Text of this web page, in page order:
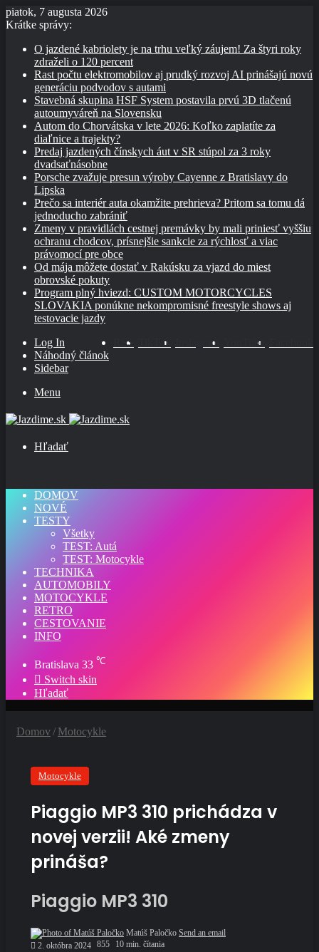
piatok, 7 augusta 2026
Krátke správy:
O jazdené kabriolety je na trhu veľký záujem! Za štyri roky
zdraželi o 120 percent
Rast počtu elektromobilov aj prudký rozvoj AI prinášajú novú
generáciu podvodov s autami
Stavebná skupina HSF System postavila prvú 3D tlačenú
autoumyváreň na Slovensku
Autom do Chorvátska v lete 2026: Koľko zaplatíte za
diaľnice a trajekty?
Predaj jazdených čínskych áut v SR stúpol za 3 roky
dvadsaťnásobne
Porsche zvažuje presun výroby Cayenne z Bratislavy do
Lipska
Prečo sa interiér auta okamžite prehrieva? Pritom sa tomu dá
jednoducho zabrániť
Zmeny v pravidlách cestnej premávky by mali priniesť vyššiu
ochranu chodcov, prísnejšie sankcie za rýchlosť a viac
právomocí pre obce
Od mája môžete dostať v Rakúsku za vjazd do miest
obrovské pokuty
Program plný hviezd: CUSTOM MOTORCYCLES
SLOVAKIA ponúkne nekompromisné freestyle shows aj
testovacie jazdy
YouTube
Instagram
TikTok
RSS
Log In
Náhodný článok
Sidebar
Menu
Hľadať
DOMOV
NOVÉ
TESTY
Všetky
TEST: Autá
TEST: Motocykle
TECHNIKA
AUTOMOBILY
MOTOCYKLE
RETRO
CESTOVANIE
INFO
Bratislava 33 ℃
Switch skin
Hľadať
Domov/ Motocykle
Motocykle
Piaggio MP3 310 prichádza v
novej verzii! Aké zmeny
prináša?
Piaggio MP3 310
Matúš Paločko Send an email
2. októbra 2024 855 10 min. čítania